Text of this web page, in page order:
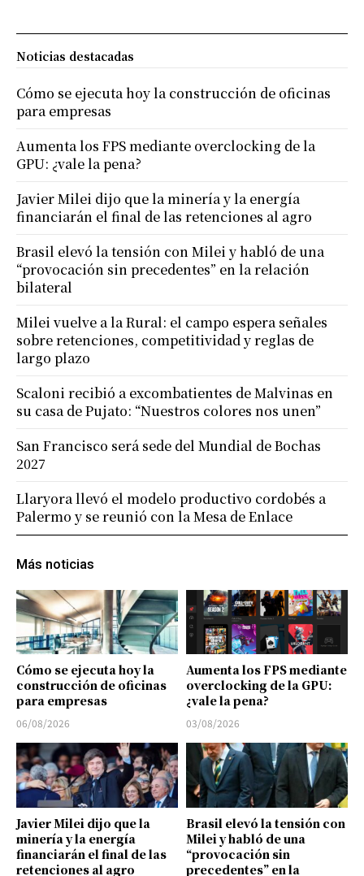
Más noticias
Cómo se ejecuta hoy la
construcción de oficinas
para empresas
06/08/2026
Aumenta los FPS mediante
overclocking de la GPU:
¿vale la pena?
03/08/2026
Javier Milei dijo que la
minería y la energía
financiarán el final de las
retenciones al agro
Brasil elevó la tensión con
Milei y habló de una
“provocación sin
precedentes” en la
Noticias destacadas
Cómo se ejecuta hoy la construcción de oficinas
para empresas
Aumenta los FPS mediante overclocking de la
GPU: ¿vale la pena?
Javier Milei dijo que la minería y la energía
financiarán el final de las retenciones al agro
Brasil elevó la tensión con Milei y habló de una
“provocación sin precedentes” en la relación
bilateral
Milei vuelve a la Rural: el campo espera señales
sobre retenciones, competitividad y reglas de
largo plazo
Scaloni recibió a excombatientes de Malvinas en
su casa de Pujato: “Nuestros colores nos unen”
San Francisco será sede del Mundial de Bochas
2027
Llaryora llevó el modelo productivo cordobés a
Palermo y se reunió con la Mesa de Enlace